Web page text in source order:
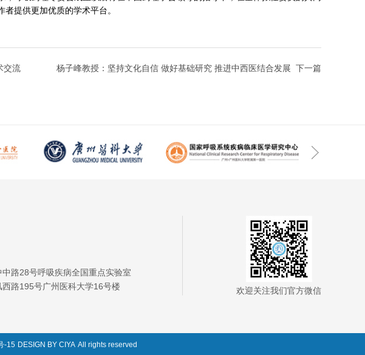
提供更加优质的学术平台。
交流 下一篇
杨子峰教授：坚持文化自信 做好基础研究 推进中西医结合发展
路28号呼吸疾病全国重点实验室
路195号广州医科大学16号楼
欢迎关注我们官方微信
-15 DESIGN BY CIYA All rights reserved